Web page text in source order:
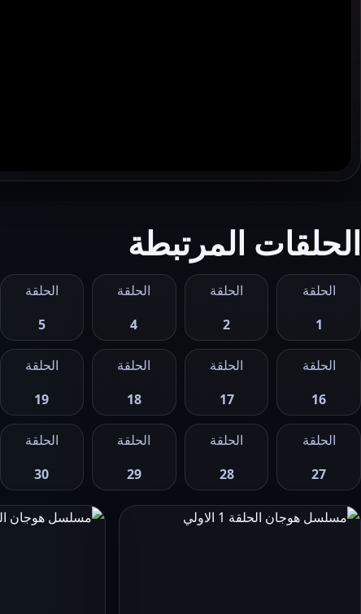
الحلقات المرتبطة
الحلقة
1
الحلقة
2
الحلقة
4
الحلقة
5
الحلقة
16
الحلقة
17
الحلقة
18
الحلقة
19
الحلقة
27
الحلقة
28
الحلقة
29
الحلقة
30